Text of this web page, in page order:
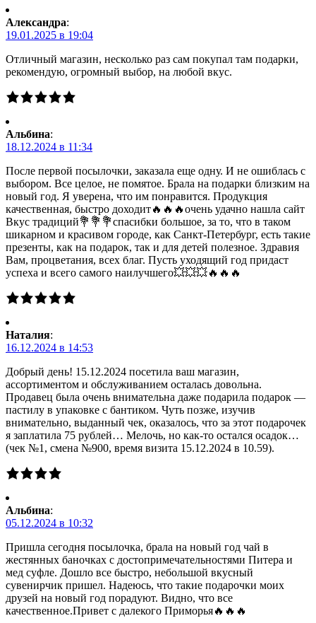
Александра:
19.01.2025 в 19:04
Отличный магазин, несколько раз сам покупал там подарки,
рекомендую, огромный выбор, на любой вкус.
Альбина:
18.12.2024 в 11:34
После первой посылочки, заказала еще одну. И не ошиблась с
выбором. Все целое, не помятое. Брала на подарки близким на
новый год. Я уверена, что им понравится. Продукция
качественная, быстро доходит🔥🔥🔥очень удачно нашла сайт
Вкус традиций💐💐💐спасибки большое, за то, что в таком
шикарном и красивом городе, как Санкт-Петербург, есть такие
презенты, как на подарок, так и для детей полезное. Здравия
Вам, процветания, всех благ. Пусть уходящий год придаст
успеха и всего самого наилучшего💥💥💥🔥🔥🔥
Наталия:
16.12.2024 в 14:53
Добрый день! 15.12.2024 посетила ваш магазин,
ассортиментом и обслуживанием осталась довольна.
Продавец была очень внимательна даже подарила подарок —
пастилу в упаковке с бантиком. Чуть позже, изучив
внимательно, выданный чек, оказалось, что за этот подарочек
я заплатила 75 рублей… Мелочь, но как-то остался осадок…
(чек №1, смена №900, время визита 15.12.2024 в 10.59).
Альбина:
05.12.2024 в 10:32
Пришла сегодня посылочка, брала на новый год чай в
жестянных баночках с достопримечательностями Питера и
мед суфле. Дошло все быстро, небольшой вкусный
сувенирчик пришел. Надеюсь, что такие подарочки моих
друзей на новый год порадуют. Видно, что все
качественное.Привет с далекого Приморья🔥🔥🔥